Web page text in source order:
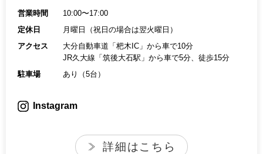
営業時間
10:00〜17:00
定休日
月曜日（祝日の場合は翌火曜日）
アクセス
大分自動車道「杷木IC」から車で10分
JR久大線「筑後大石駅」から車で5分、徒歩15分
駐車場
あり（5台）
Instagram
詳細はこちら